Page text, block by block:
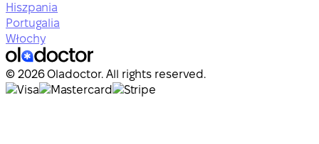
Hiszpania
Portugalia
Włochy
© 2026 Oladoctor. All rights reserved.